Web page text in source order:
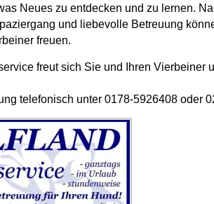
Neues zu entdecken und zu lernen.
und liebevolle Betreuung
freuen.
freut sich Sie und Ihren Vierbeiner
telefonisch unter 0178-5926408 oder